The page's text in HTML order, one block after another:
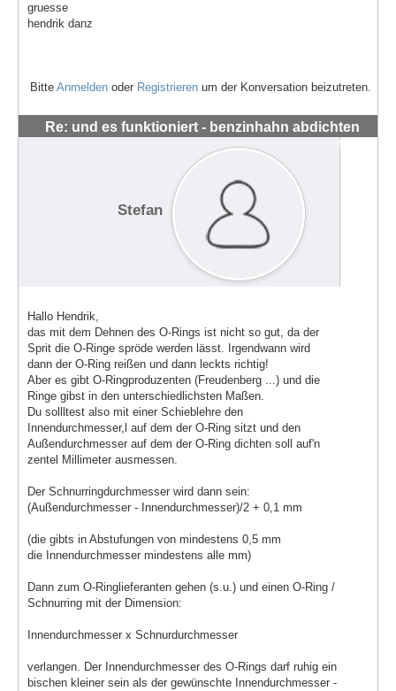
gruesse
hendrik danz
Bitte Anmelden oder Registrieren um der Konversation beizutreten.
Re: und es funktioniert - benzinhahn abdichten
#1434
Stefan
Hallo Hendrik,
das mit dem Dehnen des O-Rings ist nicht so gut, da der
Sprit die O-Ringe spröde werden lässt. Irgendwann wird
dann der O-Ring reißen und dann leckts richtig!
Aber es gibt O-Ringproduzenten (Freudenberg ...) und die
Ringe gibst in den unterschiedlichsten Maßen.
Du sollltest also mit einer Schieblehre den
Innendurchmesser,l auf dem der O-Ring sitzt und den
Außendurchmesser auf dem der O-Ring dichten soll auf'n
zentel Millimeter ausmessen.
Der Schnurringdurchmesser wird dann sein:
(Außendurchmesser - Innendurchmesser)/2 + 0,1 mm
(die gibts in Abstufungen von mindestens 0,5 mm
die Innendurchmesser mindestens alle mm)
Dann zum O-Ringlieferanten gehen (s.u.) und einen O-Ring /
Schnurring mit der Dimension:
Innendurchmesser x Schnurdurchmesser
verlangen. Der Innendurchmesser des O-Rings darf ruhig ein
bischen kleiner sein als der gewünschte Innendurchmesser -